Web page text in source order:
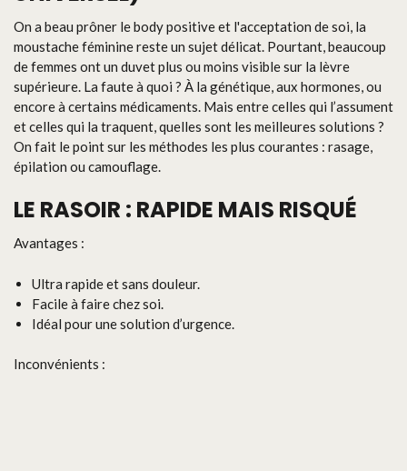
On a beau prôner le body positive et l'acceptation de soi, la
moustache féminine reste un sujet délicat. Pourtant, beaucoup
de femmes ont un duvet plus ou moins visible sur la lèvre
supérieure. La faute à quoi ? À la génétique, aux hormones, ou
encore à certains médicaments. Mais entre celles qui l’assument
et celles qui la traquent, quelles sont les meilleures solutions ?
On fait le point sur les méthodes les plus courantes : rasage,
épilation ou camouflage.
LE RASOIR : RAPIDE MAIS RISQUÉ
Avantages :
Ultra rapide et sans douleur.
Facile à faire chez soi.
Idéal pour une solution d’urgence.
Inconvénients :